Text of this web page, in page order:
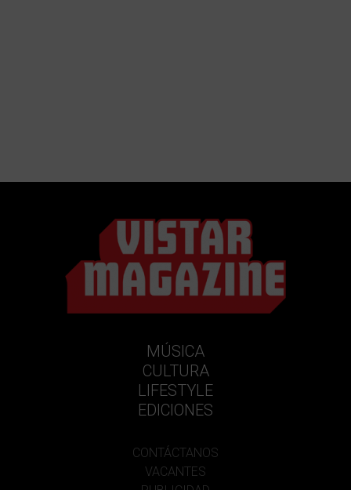
MÚSICA
CULTURA
LIFESTYLE
EDICIONES
CONTÁCTANOS
VACANTES